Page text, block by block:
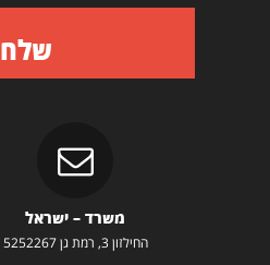
שלח
משרד – ישראל
החילזון 3, רמת גן 5252267